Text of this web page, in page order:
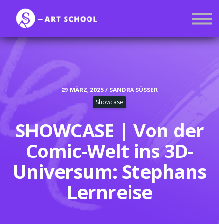
Mitgliedschaft
Anmelden
29 MÄRZ, 2025 / SANDRA SÜSSER
Showcase
SHOWCASE | Von der
Comic-Welt ins 3D-
Universum: Stephans
Lernreise